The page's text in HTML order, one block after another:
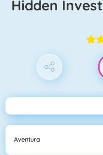
Hidden Investigation: Who did
Aventura